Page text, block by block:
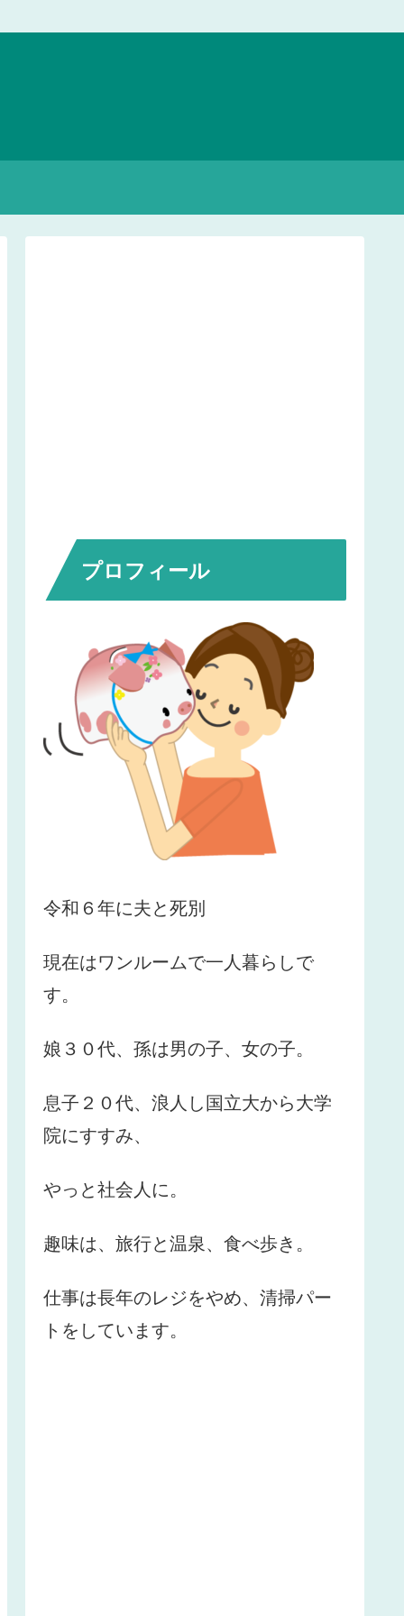
プロフィール
令和６年に夫と死別
現在はワンルームで一人暮らしで
す。
娘３０代、孫は男の子、女の子。
息子２０代、浪人し国立大から大学
院にすすみ、
やっと社会人に。
趣味は、旅行と温泉、食べ歩き。
仕事は長年のレジをやめ、清掃パー
トをしています。